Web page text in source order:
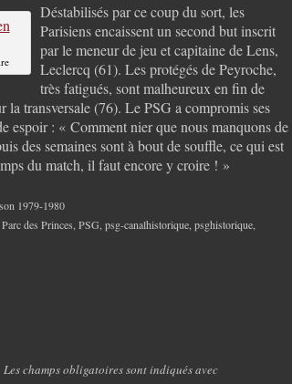
Déstabilisés par ce coup du sort, les
Parisiens encaissent un second but inscrit
par le meneur de jeu et capitaine de Lens,
Leclercq (61). Les protégés de Peyroche,
très fatigués, sont malheureux en fin de
transversale (76). Le PSG a compromis ses
espoir : « Comment nier que nous manquons de
des semaines sont à bout de souffle, ce qui est
du match, il faut encore y croire ! »
1979-1980
Parc des Princes PSG psg-canalhistorique psghistorique
Les champs obligatoires sont indiqués avec